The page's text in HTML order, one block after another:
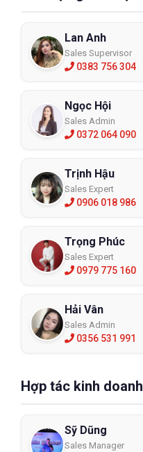
Lan Anh
Sales Supervisor
0383 756 304
Ngọc Hội
Sales Admin
0372 064 090
Trịnh Hậu
Sales Expert
0906 018 986
Trọng Phúc
Sales Expert
0979 775 160
Hải Vân
Sales Admin
0356 531 991
Hợp tác kinh doanh
Sỹ Dũng
Sales Manager